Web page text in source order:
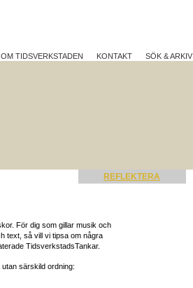
OM TIDSVERKSTADEN KONTAKT SÖK & ARKIV
REFLEKTERA
För dig som gillar musik och
text, så vill vi tipsa om några
TidsverkstadsTankar.
särskild ordning: